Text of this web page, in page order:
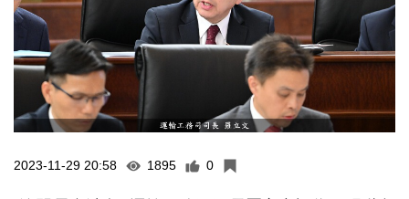
2023-11-29 20:58 1895 0